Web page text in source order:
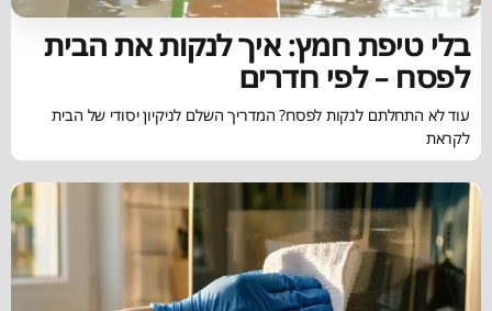
בלי טיפת חמץ: איך לנקות את הבית
לפסח – לפי חדרים
עוד לא התחלתם לנקות לפסח? המדריך השלם לניקיון יסודי של הבית
לקראת